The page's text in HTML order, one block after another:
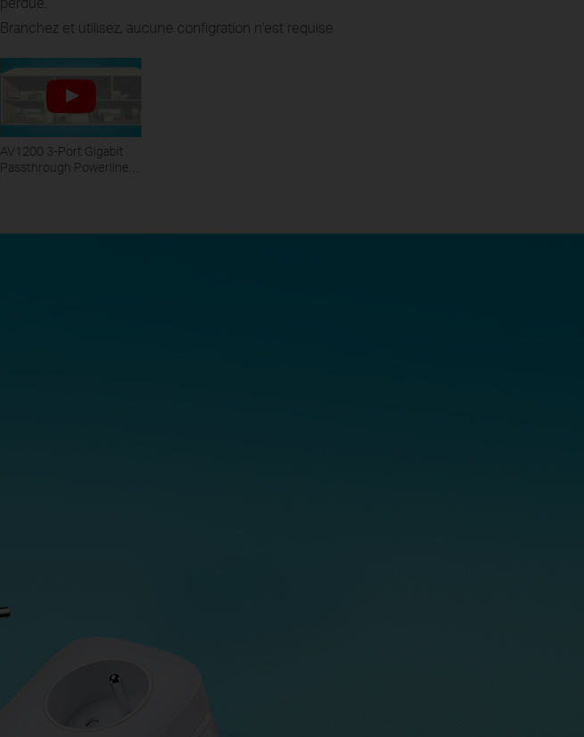
Branchez et utilisez, aucune configration n'est requise
AV1200 3-Port Gigabit
Passthrough Powerline